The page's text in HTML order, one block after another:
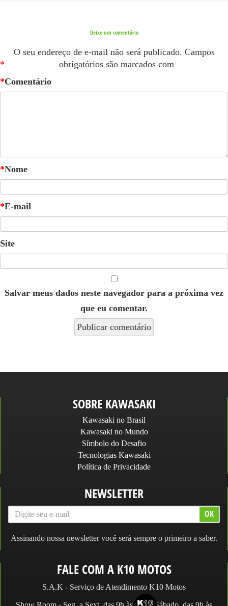
Deixe um comentário
O seu endereço de e-mail não será publicado. Campos
obrigatórios são marcados com
*
Comentário
*
Nome
*
E-mail
*
Site
Salvar meus dados neste navegador para a próxima vez
que eu comentar.
SOBRE KAWASAKI
Kawasaki no Brasil
Kawasaki no Mundo
Símbolo do Desafio
Tecnologias Kawasaki
Política de Privacidade
NEWSLETTER
Assinando nossa newsletter você será sempre o primeiro a saber.
FALE COM A K10 MOTOS
S.A.K - Serviço de Atendimento K10 Motos